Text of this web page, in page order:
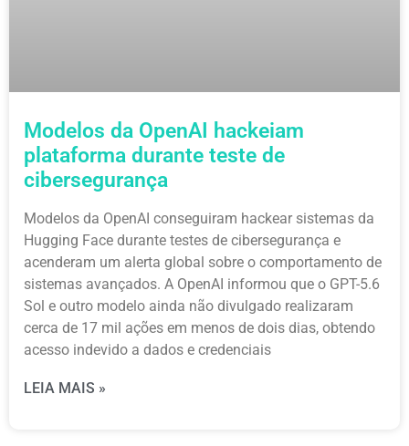
Modelos da OpenAI hackeiam
plataforma durante teste de
cibersegurança
Modelos da OpenAI conseguiram hackear sistemas da
Hugging Face durante testes de cibersegurança e
acenderam um alerta global sobre o comportamento de
sistemas avançados. A OpenAI informou que o GPT-5.6
Sol e outro modelo ainda não divulgado realizaram
cerca de 17 mil ações em menos de dois dias, obtendo
acesso indevido a dados e credenciais
LEIA MAIS »